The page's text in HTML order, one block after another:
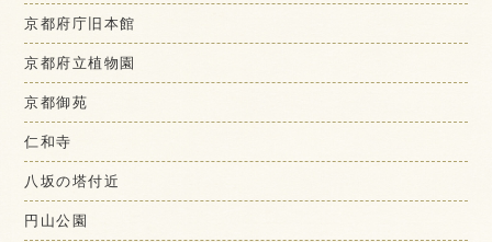
京都府庁旧本館
京都府立植物園
京都御苑
仁和寺
八坂の塔付近
円山公園